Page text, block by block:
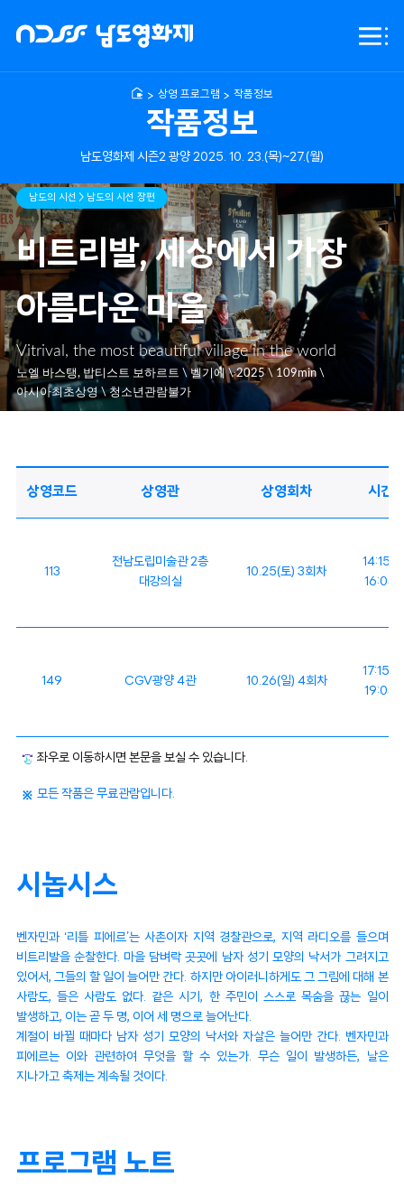
NDFF
남도영화제
전체
작품정보
남도영화제 시즌2 광양 2025. 10. 23.(목)~27.(월)
상영 프로그램 작품정보
남도의 시선 > 남도의 시선 장편
비트리발, 세상에서 가장
아름다운 마을
Vitrival, the most beautiful village in the world
노엘 바스탱, 밥티스트 보하르트 \ 벨기에 \ 2025 \ 109min \
아시아최초상영 \ 청소년관람불가
상영코드 상영관 상영회차 시간
113
전남도립미술관 2층
대강의실
10.25(토) 3회차
14:15 -
16:04
149 CGV광양 4관 10.26(일) 4회차
17:15 -
19:04
좌우로 이동하시면 본문을 보실 수 있습니다.
모든 작품은 무료관람입니다.
시놉시스
벤자민과 ‘리틀 피에르’는 사촌이자 지역 경찰관으로, 지역 라디오를 들으며
비트리발을 순찰한다. 마을 담벼락 곳곳에 남자 성기 모양의 낙서가 그려지고
있어서, 그들의 할 일이 늘어만 간다. 하지만 아이러니하게도 그 그림에 대해 본
사람도, 들은 사람도 없다. 같은 시기, 한 주민이 스스로 목숨을 끊는 일이
발생하고, 이는 곧 두 명, 이어 세 명으로 늘어난다.
계절이 바뀔 때마다 남자 성기 모양의 낙서와 자살은 늘어만 간다. 벤자민과
피에르는 이와 관련하여 무엇을 할 수 있는가. 무슨 일이 발생하든, 날은
지나가고 축제는 계속될 것이다.
프로그램 노트